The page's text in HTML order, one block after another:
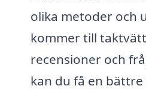
olika metoder och
kommer till
recensioner och
kan du få en